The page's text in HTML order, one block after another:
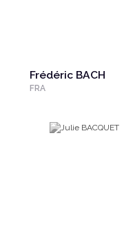
Frédéric BACH
FRA